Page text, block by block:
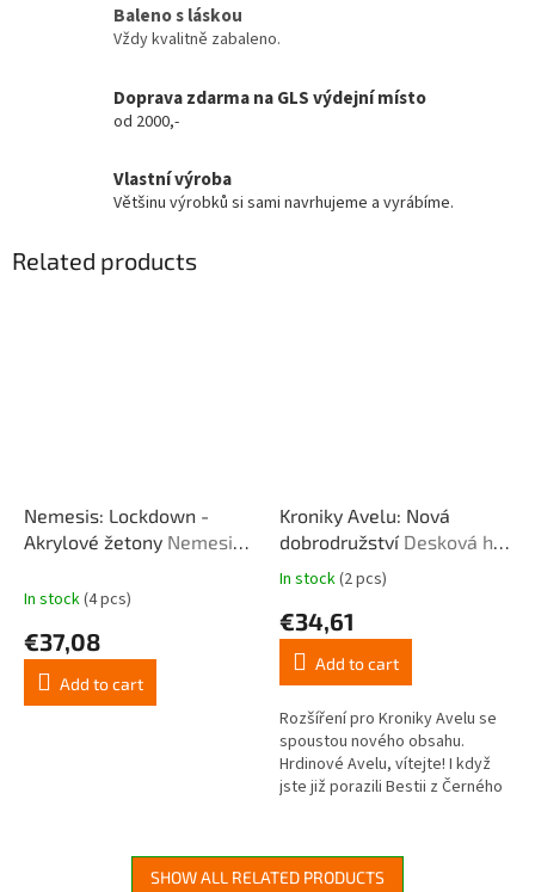
Baleno s láskou
Vždy kvalitně zabaleno.
Doprava zdarma na GLS výdejní místo
od 2000,-
Vlastní výroba
Většinu výrobků si sami navrhujeme a vyrábíme.
Related products
Nemesis: Lockdown -
Akrylové žetony Nemesis:
In stock(4 pcs)
€37,08
Add to cart
Kroniky Avelu: Nová
dobrodružství Desková hra
- rozšíření
The
product
rating
out
of
5
stars.
In stock(2 pcs)
€34,61
Add to cart
Rozšíření pro Kroniky Avelu se
spoustou nového obsahu.
Hrdinové Avelu, vítejte! I když
jste již porazili Bestii z Černého
SHOW ALL RELATED PRODUCTS